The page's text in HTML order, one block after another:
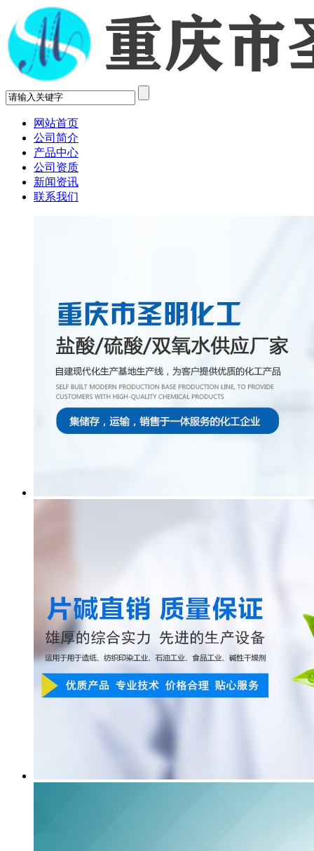
网站首页
公司简介
产品中心
公司资质
新闻资讯
联系我们